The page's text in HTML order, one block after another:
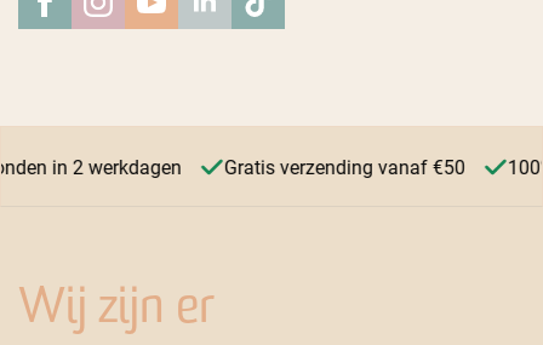
in 2 werkdagen Gratis verzending vanaf €50
Wij zijn er